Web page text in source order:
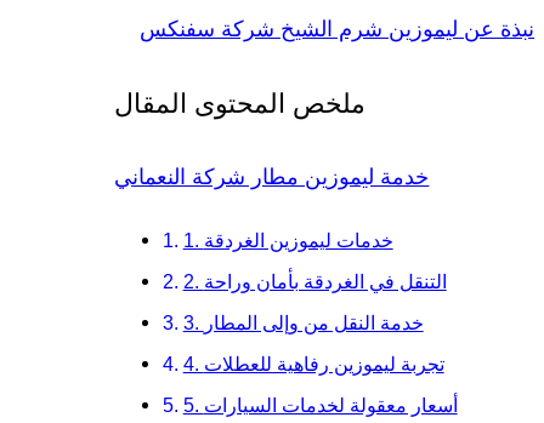
نبذة عن ليموزين شرم الشيخ شركة سفنكس
ملخص المحتوى المقال
خدمة ليموزين مطار شركة النعماني
1. خدمات ليموزين الغردقة
2. التنقل في الغردقة بأمان وراحة
3. خدمة النقل من وإلى المطار
4. تجربة ليموزين رفاهية للعطلات
5. أسعار معقولة لخدمات السيارات